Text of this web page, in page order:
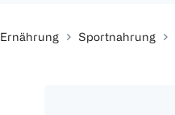
Ernährung Sportnahrung